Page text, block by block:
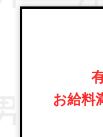
お給料